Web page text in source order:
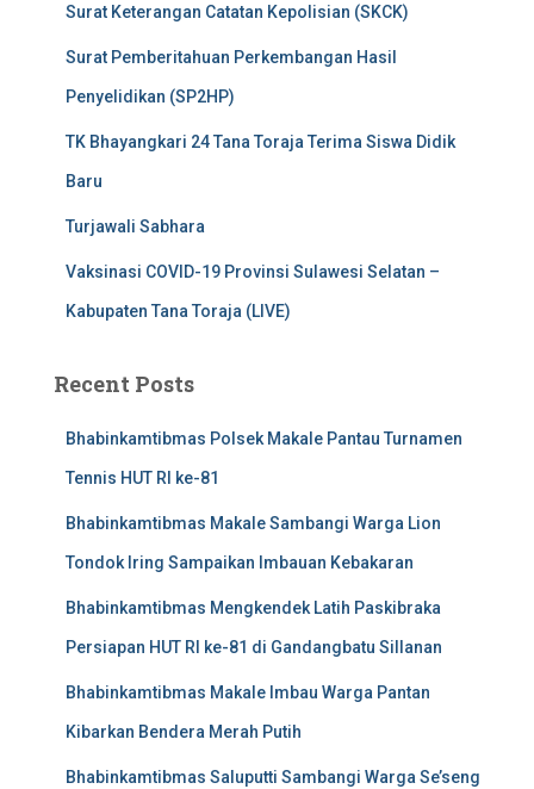
Surat Keterangan Catatan Kepolisian (SKCK)
Surat Pemberitahuan Perkembangan Hasil
Penyelidikan (SP2HP)
TK Bhayangkari 24 Tana Toraja Terima Siswa Didik
Baru
Turjawali Sabhara
Vaksinasi COVID-19 Provinsi Sulawesi Selatan –
Kabupaten Tana Toraja (LIVE)
Recent Posts
Bhabinkamtibmas Polsek Makale Pantau Turnamen
Tennis HUT RI ke-81
Bhabinkamtibmas Makale Sambangi Warga Lion
Tondok Iring Sampaikan Imbauan Kebakaran
Bhabinkamtibmas Mengkendek Latih Paskibraka
Persiapan HUT RI ke-81 di Gandangbatu Sillanan
Bhabinkamtibmas Makale Imbau Warga Pantan
Kibarkan Bendera Merah Putih
Bhabinkamtibmas Saluputti Sambangi Warga Se’seng